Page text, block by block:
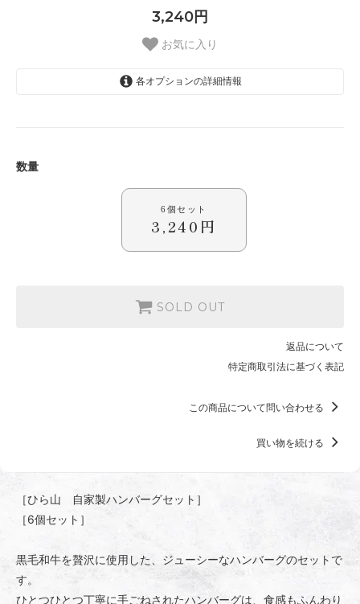
3,240円
お気に入り
各オプションの詳細情報
数量
6個セット
3,240円
SOLD OUT
返品について
特定商取引法に基づく表記
この商品について問い合わせる
買い物を続ける
［ひら山 自家製ハンバーグセット］
［6個セット］
黒毛和牛を贅沢に使用した、ジューシーなハンバーグのセットで
す。
ひとつひとつ丁寧に手ごねされたハンバーグは、食感もふんわり